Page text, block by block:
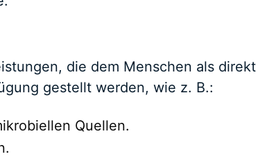
die dem Menschen als direkt
gestellt werden, wie z. B.:
Quellen.